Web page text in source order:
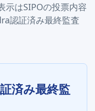
示はSIPOの投票内容
認証済み最終監査
済み最終監